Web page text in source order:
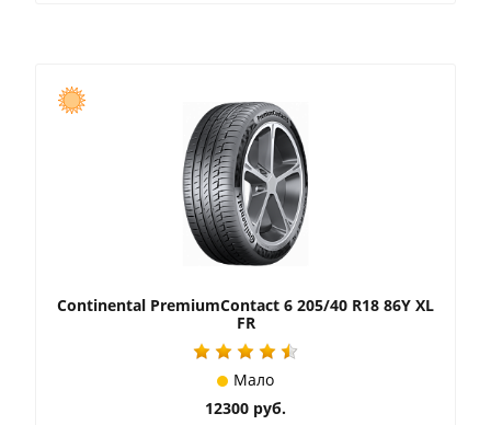
Continental PremiumContact 6 205/40 R18 86Y XL
FR
Мало
12300 руб.